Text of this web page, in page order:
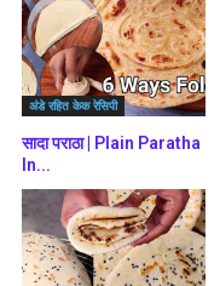
अंडे रहित केक रेसिपी
सादा पराठा | Plain Paratha
In...